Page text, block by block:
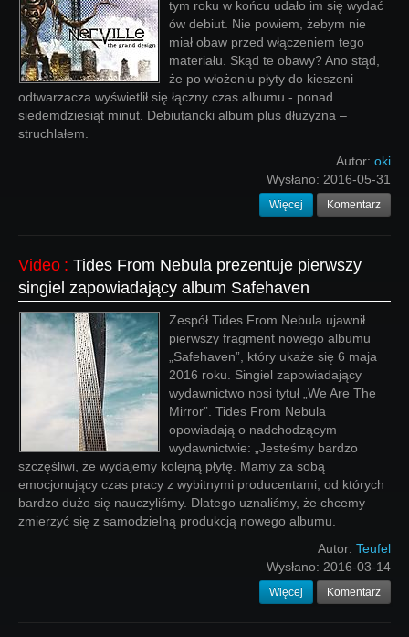
tym roku w końcu udało im się wydać
ów debiut. Nie powiem, żebym nie
miał obaw przed włączeniem tego
materiału. Skąd te obawy? Ano stąd,
że po włożeniu płyty do kieszeni
odtwarzacza wyświetlił się łączny czas albumu - ponad
siedemdziesiąt minut. Debiutancki album plus dłużyzna –
struchlałem.
Autor: oki
Wysłano: 2016-05-31
Więcej Komentarz
Video : Tides From Nebula prezentuje pierwszy
singiel zapowiadający album Safehaven
Zespół Tides From Nebula ujawnił
pierwszy fragment nowego albumu
„Safehaven”, który ukaże się 6 maja
2016 roku. Singiel zapowiadający
wydawnictwo nosi tytuł „We Are The
Mirror”. Tides From Nebula
opowiadają o nadchodzącym
wydawnictwie: „Jesteśmy bardzo
szczęśliwi, że wydajemy kolejną płytę. Mamy za sobą
emocjonujący czas pracy z wybitnymi producentami, od których
bardzo dużo się nauczyliśmy. Dlatego uznaliśmy, że chcemy
zmierzyć się z samodzielną produkcją nowego albumu.
Autor: Teufel
Wysłano: 2016-03-14
Więcej Komentarz